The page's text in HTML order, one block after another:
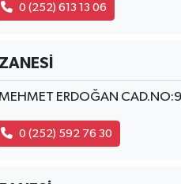
0 (252) 613 13 06
ERDOĞAN
0 (252) 592 76 30